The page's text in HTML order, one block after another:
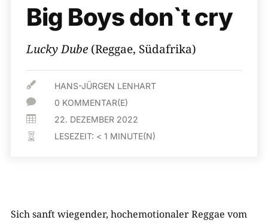
Big Boys don`t cry
Lucky Dube (Reggae, Südafrika)
 HANS-JÜRGEN LENHART
 0 KOMMENTAR(E)
 22. DEZEMBER 2022
 LESEZEIT: < 1 MINUTE(N)
Sich sanft wiegender, hochemotionaler Reggae vom